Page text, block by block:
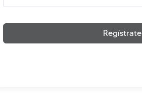
Regístrate